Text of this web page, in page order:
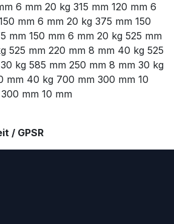
6 mm 20 kg 315 mm 120 mm 6
mm 6 mm 20 kg 375 mm 150
mm 150 mm 6 mm 20 kg 525 mm
525 mm 220 mm 8 mm 40 kg 525
kg 585 mm 250 mm 8 mm 30 kg
mm 40 kg 700 mm 300 mm 10
mm 10 mm
/ GPSR